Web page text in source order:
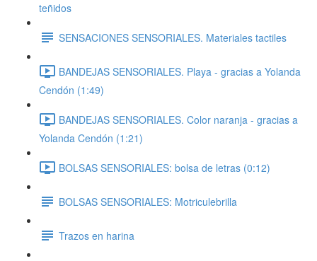
teñidos
SENSACIONES SENSORIALES. Materiales tactiles
BANDEJAS SENSORIALES. Playa - gracias a Yolanda
Cendón (1:49)
BANDEJAS SENSORIALES. Color naranja - gracias a
Yolanda Cendón (1:21)
BOLSAS SENSORIALES: bolsa de letras (0:12)
BOLSAS SENSORIALES: Motriculebrilla
Trazos en harina